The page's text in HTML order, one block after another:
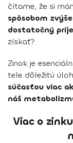
čítame, že si
spôsobom
dostatočný
získať?
Zinok je
tele dôležitú
súčasťou viac
náš
Viac o